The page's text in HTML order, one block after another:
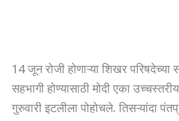
14 जून रोजी होणाऱ्या शिखर परिषदेच्या
सहभागी होण्यासाठी मोदी एका
गुरुवारी इटलीला पोहोचले. तिसऱ्यांदा